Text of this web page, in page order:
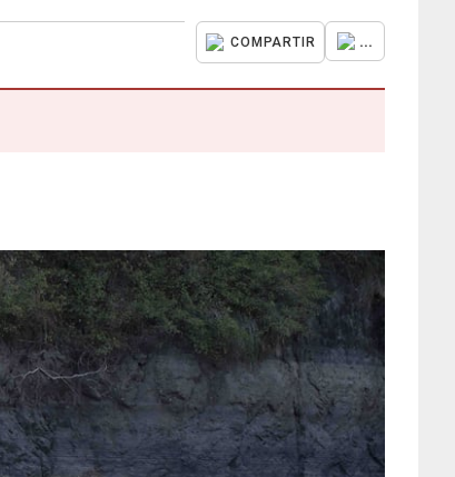
COMPARTIR ...